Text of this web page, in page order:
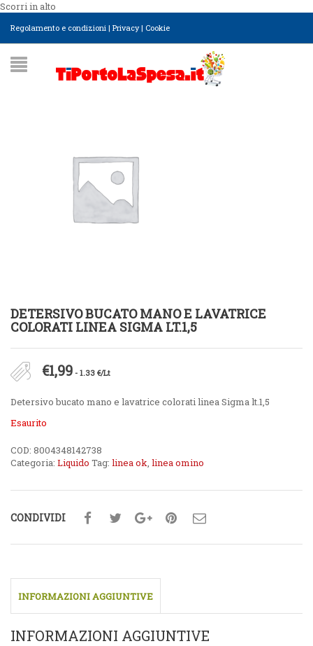
Scorri in alto
Regolamento e condizioni | Privacy| Cookie
DETERSIVO BUCATO MANO E LAVATRICE
COLORATI LINEA SIGMA LT.1,5
€1,99 - 1.33 €/Lt
Detersivo bucato mano e lavatrice colorati linea Sigma lt.1,5
Esaurito
COD: 8004348142738
Categoria: Liquido Tag: linea ok, linea omino
CONDIVIDI
INFORMAZIONI AGGIUNTIVE
INFORMAZIONI AGGIUNTIVE